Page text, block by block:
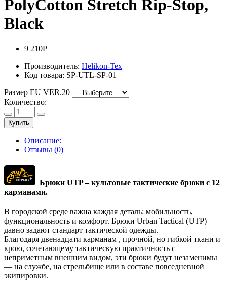
PolyCotton Stretch Rip-Stop,
Black
9 210Р
Производитель: Helikon-Tex
Код товара: SP-UTL-SP-01
Размер EU VER.20
Количество:
Купить
Описание:
Отзывы (0)
Брюки UTP – культовые тактические брюки с 12
карманами.
В городской среде важна каждая деталь: мобильность,
функциональность и комфорт. Брюки Urban Tactical (UTP)
давно задают стандарт тактической одежды.
Благодаря двенадцати карманам , прочной, но гибкой ткани и
крою, сочетающему тактическую практичность с
неприметным внешним видом, эти брюки будут незаменимы
— на службе, на стрельбище или в составе повседневной
экипировки.